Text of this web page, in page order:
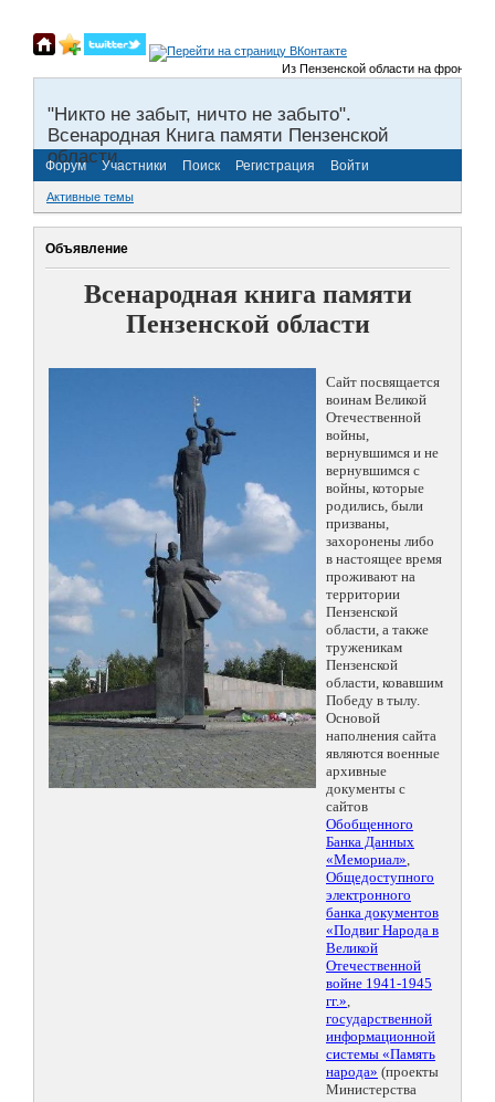
Из Пензенской области на фронты
"Никто не забыт, ничто не забыто".
Всенародная Книга памяти Пензенской
области.
Форум Участники Поиск Регистрация Войти
Активные темы
Объявление
Всенародная книга памяти
Пензенской области
Сайт посвящается
воинам Великой
Отечественной
войны,
вернувшимся и не
вернувшимся с
войны, которые
родились, были
призваны,
захоронены либо
в настоящее время
проживают на
территории
Пензенской
области, а также
труженикам
Пензенской
области, ковавшим
Победу в тылу.
Основой
наполнения сайта
являются военные
архивные
документы с
сайтов
Обобщенного
Банка Данных
«Мемориал»,
Общедоступного
электронного
банка документов
«Подвиг Народа в
Великой
Отечественной
войне 1941-1945
гг.»,
государственной
информационной
системы «Память
народа» (проекты
Министерства